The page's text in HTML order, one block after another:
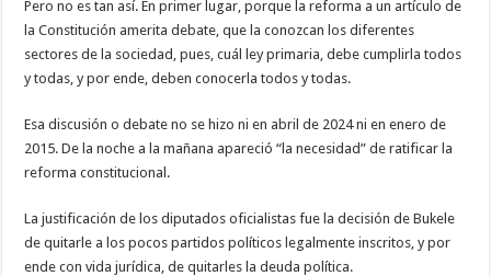
Pero no es tan así. En primer lugar, porque la reforma a un artículo de
la Constitución amerita debate, que la conozcan los diferentes
sectores de la sociedad, pues, cuál ley primaria, debe cumplirla todos
y todas, y por ende, deben conocerla todos y todas.
Esa discusión o debate no se hizo ni en abril de 2024 ni en enero de
2015. De la noche a la mañana apareció “la necesidad” de ratificar la
reforma constitucional.
La justificación de los diputados oficialistas fue la decisión de Bukele
de quitarle a los pocos partidos políticos legalmente inscritos, y por
ende con vida jurídica, de quitarles la deuda política.